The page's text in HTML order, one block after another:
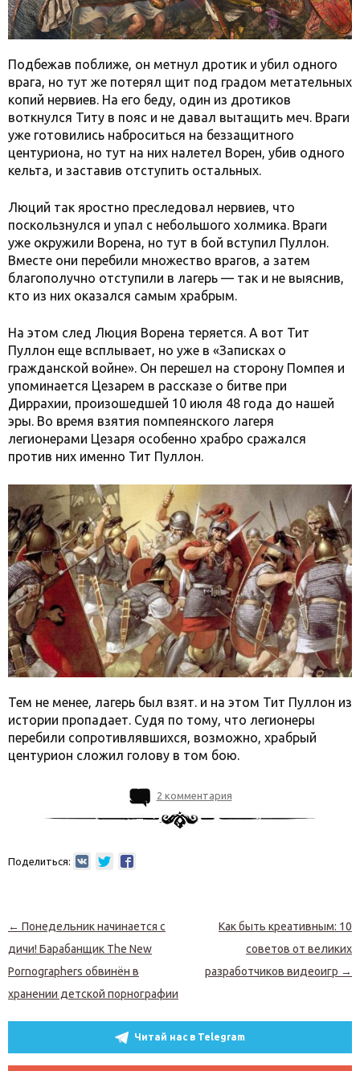
Подбежав поближе, он метнул дротик и убил одного
врага, но тут же потерял щит под градом метательных
копий нервиев. На его беду, один из дротиков
воткнулся Титу в пояс и не давал вытащить меч. Враги
уже готовились наброситься на беззащитного
центуриона, но тут на них налетел Ворен, убив одного
кельта, и заставив отступить остальных.
Люций так яростно преследовал нервиев, что
поскользнулся и упал с небольшого холмика. Враги
уже окружили Ворена, но тут в бой вступил Пуллон.
Вместе они перебили множество врагов, а затем
благополучно отступили в лагерь — так и не выяснив,
кто из них оказался самым храбрым.
На этом след Люция Ворена теряется. А вот Тит
Пуллон еще всплывает, но уже в «Записках о
гражданской войне». Он перешел на сторону Помпея и
упоминается Цезарем в рассказе о битве при
Диррахии, произошедшей 10 июля 48 года до нашей
эры. Во время взятия помпеянского лагеря
легионерами Цезаря особенно храбро сражался
против них именно Тит Пуллон.
Тем не менее, лагерь был взят. и на этом Тит Пуллон из
истории пропадает. Судя по тому, что легионеры
перебили сопротивлявшихся, возможно, храбрый
центурион сложил голову в том бою.
2 комментария
Поделиться:
Навигация по записям
← Понедельник начинается с
дичи! Барабанщик The New
Pornographers обвинён в
хранении детской порнографии
Как быть креативным: 10
советов от великих
разработчиков видеоигр →
Читай нас в Telegram